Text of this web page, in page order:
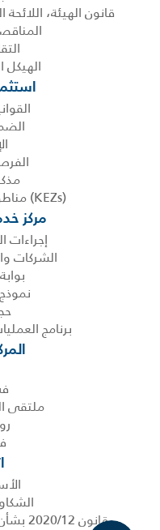
قانون الهيئة،
الهيكل
(KEZs) مناطق الكويت الاقتصادية
مركز
الشركات
برنامج
ملتقى
قانون 2020/12 بشأن حق الاطلاع على المعلومات